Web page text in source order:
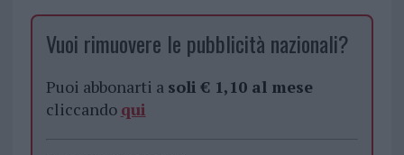
Vuoi rimuovere le pubblicità nazionali?
Puoi abbonarti a soli € 1,10 al mese
cliccando qui